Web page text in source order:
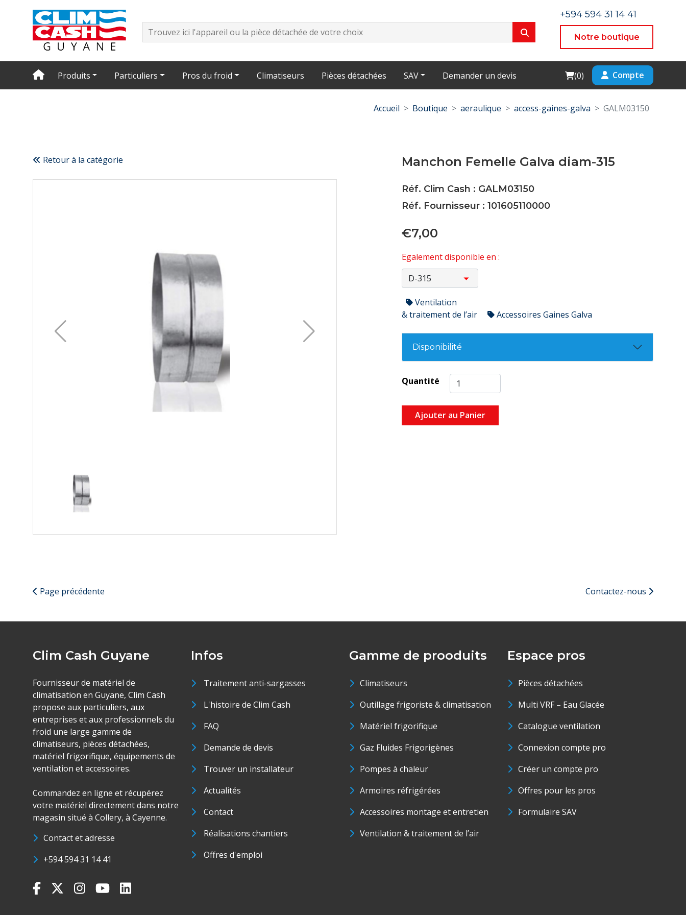
+594 594 31 14 41
Notre boutique
Produits Particuliers Pros du froid Climatiseurs Pièces détachées SAV Demander un devis Cart
(0) Compte
Accueil Boutique aeraulique access-gaines-galva GALM03150
Retour à la catégorie Manchon Femelle Galva diam-315
Réf. Clim Cash : GALM03150
Réf. Fournisseur : 101605110000
€7,00
Egalement disponible en :
Ventilation
& traitement de l’air
Accessoires Gaines Galva
Disponibilité
Quantité
Ajouter au Panier
Page précédente Contactez-nous
Clim Cash Guyane
Fournisseur de matériel de
climatisation en Guyane, Clim Cash
propose aux particuliers, aux
entreprises et aux professionnels du
froid une large gamme de
climatiseurs, pièces détachées,
matériel frigorifique, équipements de
ventilation et accessoires.
Commandez en ligne et récupérez
votre matériel directement dans notre
magasin situé à Collery, à Cayenne.
Contact et adresse
+594 594 31 14 41
Infos
Traitement anti-sargasses
L'histoire de Clim Cash
FAQ
Demande de devis
Trouver un installateur
Actualités
Contact
Réalisations chantiers
Offres d'emploi
Gamme de prooduits
Climatiseurs
Outillage frigoriste & climatisation
Matériel frigorifique
Gaz Fluides Frigorigènes
Pompes à chaleur
Armoires réfrigérées
Accessoires montage et entretien
Ventilation & traitement de l’air
Espace pros
Pièces détachées
Multi VRF – Eau Glacée
Catalogue ventilation
Connexion compte pro
Créer un compte pro
Offres pour les pros
Formulaire SAV